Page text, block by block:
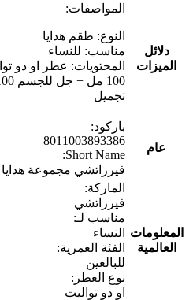
دلائل
الميزات
المواصفات:
النوع: طقم هدايا
مناسب: للنساء
تجميل
عام
باركود:
8011003893386
Short Name:
فيرزاتشي مجموعة هدايا
المعلومات
العالمية
الماركة:
فيرزاتشي
مناسب لـ:
النساء
الفئة العمرية:
للبالغين
نوع العطر:
او دو تواليت